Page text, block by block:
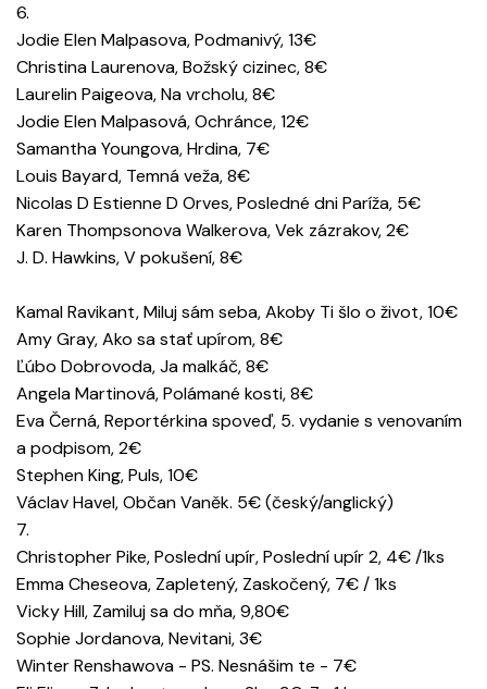
6.
Jodie Elen Malpasova, Podmanivý, 13€
Christina Laurenova, Božský cizinec, 8€
Laurelin Paigeova, Na vrcholu, 8€
Jodie Elen Malpasová, Ochránce, 12€
Samantha Youngova, Hrdina, 7€
Louis Bayard, Temná veža, 8€
Nicolas D Estienne D Orves, Posledné dni Paríža, 5€
Karen Thompsonova Walkerova, Vek zázrakov, 2€
J. D. Hawkins, V pokušení, 8€
Kamal Ravikant, Miluj sám seba, Akoby Ti šlo o život, 10€
Amy Gray, Ako sa stať upírom, 8€
Ľúbo Dobrovoda, Ja malkáč, 8€
Angela Martinová, Polámané kosti, 8€
Eva Černá, Reportérkina spoveď, 5. vydanie s venovaním
a podpisom, 2€
Stephen King, Puls, 10€
Václav Havel, Občan Vaněk. 5€ (český/anglický)
7.
Christopher Pike, Poslední upír, Poslední upír 2, 4€ /1ks
Emma Cheseova, Zapletený, Zaskočený, 7€ / 1ks
Vicky Hill, Zamiluj sa do mňa, 9,80€
Sophie Jordanova, Nevitani, 3€
Winter Renshawova - PS. Nesnášim te - 7€